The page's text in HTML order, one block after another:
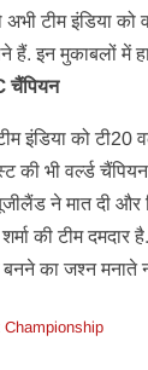
अभी टीम इंडिया
इन मुकाबलों में
चैंपियन
इंडिया को
की भी वर्ल्ड
ने मात दी और
शर्मा की टीम
बनने का जश्न
Championship